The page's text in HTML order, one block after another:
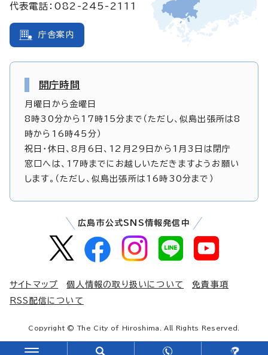
代表電話：082-245-2111
庁舎案内
開庁時間
月曜日から金曜日
8時30分から17時15分まで（ただし、似島出張所は8
時から16時45分）
祝日・休日、8月6日、12月29日から1月3日は閉庁
窓口へは、17時までにお越しいただきますようお願い
します。（ただし、似島出張所は16時30分まで）
広島市公式SNS情報発信中
サイトマップ 個人情報の取り扱いについて
免責事項
RSS配信について
Copyright © The City of Hiroshima. All Rights Reserved.